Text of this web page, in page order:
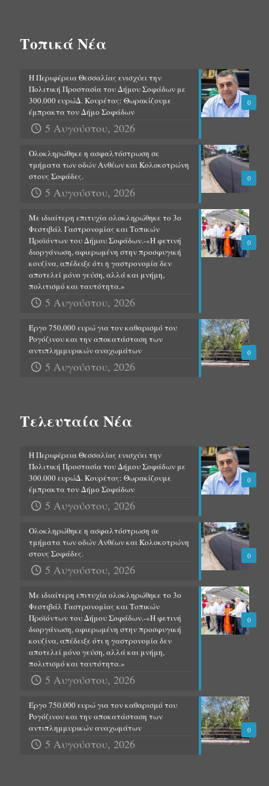
Τοπικά Νέα
0
Η Περιφέρεια Θεσσαλίας ενισχύει την
Πολιτική Προστασία του Δήμου Σοφάδων με
300.000 ευρώΔ. Κουρέτας: Θωρακίζουμε
έμπρακτα τον Δήμο Σοφάδων
5 Αυγούστου, 2026
0
Ολοκληρώθηκε η ασφαλτόστρωση σε
τμήματα των οδών Ανθέων και Κολοκοτρώνη
στους Σοφάδες.
5 Αυγούστου, 2026
0
Με ιδιαίτερη επιτυχία ολοκληρώθηκε το 3ο
Φεστιβάλ Γαστρονομίας και Τοπικών
Προϊόντων του Δήμου Σοφάδων.-«Η φετινή
διοργάνωση, αφιερωμένη στην προσφυγική
κουζίνα, απέδειξε ότι η γαστρονομία δεν
αποτελεί μόνο γεύση, αλλά και μνήμη,
πολιτισμό και ταυτότητα.»
5 Αυγούστου, 2026
0
Έργο 750.000 ευρώ για τον καθαρισμό του
Ρογόζινου και την αποκατάσταση των
αντιπλημμυρικών αναχωμάτων
5 Αυγούστου, 2026
Τελευταία Νέα
0
Η Περιφέρεια Θεσσαλίας ενισχύει την
Πολιτική Προστασία του Δήμου Σοφάδων με
300.000 ευρώΔ. Κουρέτας: Θωρακίζουμε
έμπρακτα τον Δήμο Σοφάδων
5 Αυγούστου, 2026
0
Ολοκληρώθηκε η ασφαλτόστρωση σε
τμήματα των οδών Ανθέων και Κολοκοτρώνη
στους Σοφάδες.
5 Αυγούστου, 2026
0
Με ιδιαίτερη επιτυχία ολοκληρώθηκε το 3ο
Φεστιβάλ Γαστρονομίας και Τοπικών
Προϊόντων του Δήμου Σοφάδων.-«Η φετινή
διοργάνωση, αφιερωμένη στην προσφυγική
κουζίνα, απέδειξε ότι η γαστρονομία δεν
αποτελεί μόνο γεύση, αλλά και μνήμη,
πολιτισμό και ταυτότητα.»
5 Αυγούστου, 2026
0
Έργο 750.000 ευρώ για τον καθαρισμό του
Ρογόζινου και την αποκατάσταση των
αντιπλημμυρικών αναχωμάτων
5 Αυγούστου, 2026